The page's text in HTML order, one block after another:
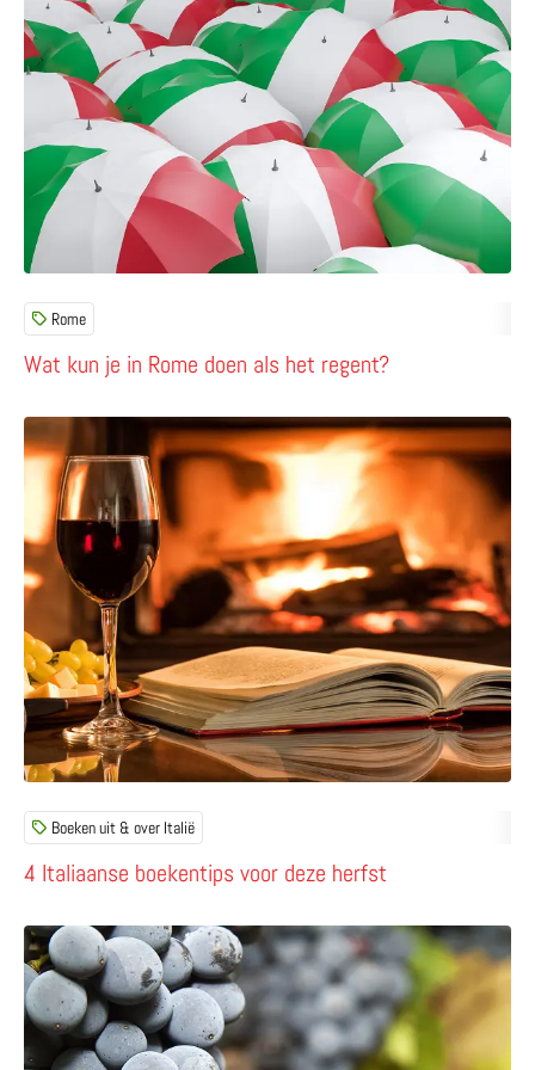
Wat kun je in Rome doen als het regent?
Rome
4 Italiaanse boekentips voor deze herfst
Boeken uit & over Italië
Lees meer over 4 Italiaanse boekentips voor deze herfst
Lees meer over Wijnroute in de Chianti – touren door